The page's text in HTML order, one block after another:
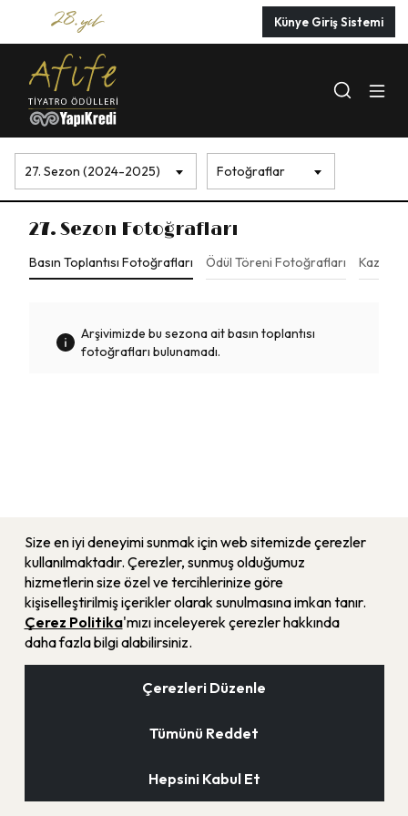
Künye Giriş Sistemi
27. Sezon (2024-2025) Fotoğraflar
27. Sezon Fotoğrafları
Basın Toplantısı Fotoğrafları Ödül Töreni Fotoğrafları
Arşivimizde bu sezona ait basın toplantısı
fotoğrafları bulunamadı.
Tüm Hakları Saklıdır.
Size en iyi deneyimi sunmak için web sitemizde çerezler
kullanılmaktadır. Çerezler, sunmuş olduğumuz
hizmetlerin size özel ve tercihlerinize göre
kişiselleştirilmiş içerikler olarak sunulmasına imkan tanır.
Çerez Politika'mızı inceleyerek çerezler hakkında
daha fazla bilgi alabilirsiniz.
Çerezleri Düzenle
Tümünü Reddet
Hepsini Kabul Et